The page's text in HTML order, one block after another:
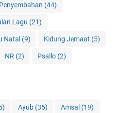
(44)
Lagu (21)
Natal (9) Kidung Jemaat (5)
NR (2) Psallo (2)
Ayub (35) Amsal (19)